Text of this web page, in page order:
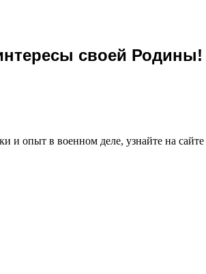
своей Родины!
и опыт в военном деле, узнайте на сайте